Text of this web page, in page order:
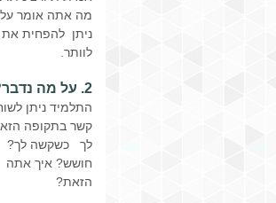
מה אתה אומר
ניתן להפחית את
לוותר.
2. על מה
התלמיד ניתן
קשר בתקופה
לך כשקשה לך?
חושש? איך אתה
הזאת?